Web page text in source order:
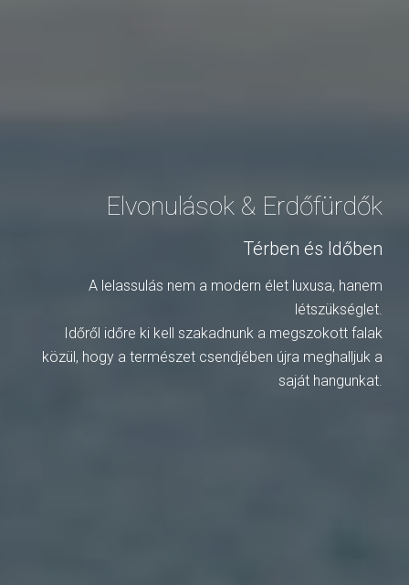
Elvonulások & Erdőfürdők
Térben és Időben
A lelassulás nem a modern élet luxusa, hanem
létszükséglet.
Időről időre ki kell szakadnunk a megszokott falak
közül, hogy a természet csendjében újra meghalljuk a
saját hangunkat.